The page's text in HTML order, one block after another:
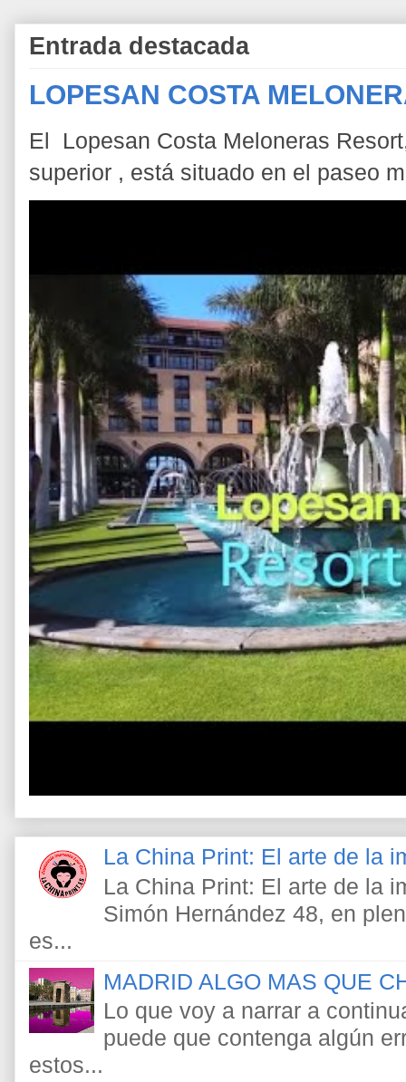
Entrada destacada
LOPESAN COSTA
El Lopesan Costa Meloneras
superior , está situado en el paseo
La China Print: El arte de la
La China Print: El arte de la
Simón Hernández 48, en
es...
MADRID ALGO MAS QUE
Lo que voy a narrar a
puede que contenga algún
estos...